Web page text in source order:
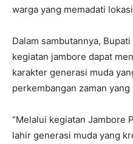
warga yang memadati
Dalam sambutannya,
kegiatan jambore dapat
karakter generasi muda
perkembangan zaman
“Melalui kegiatan Jambore
lahir generasi muda yang